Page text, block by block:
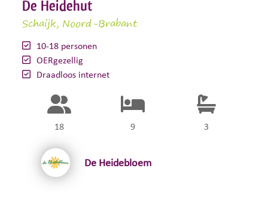
De Heidehut
Schaijk, Noord-Brabant
10-18 personen
OERgezellig
Draadloos internet
18 9 3
De Heidebloem